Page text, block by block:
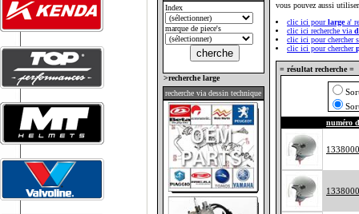
Index
marque de piece's
>recherche large
recherche via dessin technique
vous pouvez aussi
clic ici pourlargea'
clic ici recherche via
clic ici pour chercher
clic ici pour chercher
= résultat recherche =
numéro